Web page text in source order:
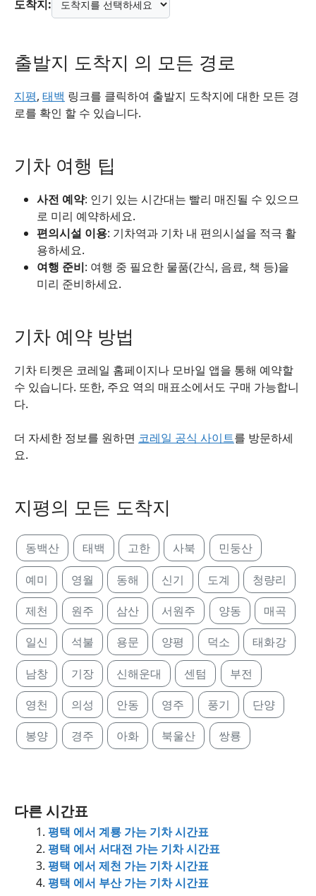
도착지:
출발지 도착지 의 모든 경로
지평, 태백 링크를 클릭하여 출발지 도착지에 대한 모든 경
로를 확인 할 수 있습니다.
기차 여행 팁
사전 예약: 인기 있는 시간대는 빨리 매진될 수 있으므
로 미리 예약하세요.
편의시설 이용: 기차역과 기차 내 편의시설을 적극 활
용하세요.
여행 준비: 여행 중 필요한 물품(간식, 음료, 책 등)을
미리 준비하세요.
기차 예약 방법
기차 티켓은 코레일 홈페이지나 모바일 앱을 통해 예약할
수 있습니다. 또한, 주요 역의 매표소에서도 구매 가능합니
다.
더 자세한 정보를 원하면 코레일 공식 사이트를 방문하세
요.
지평의 모든 도착지
동백산 태백 고한 사북 민둥산
예미 영월 동해 신기 도계 청량리
제천 원주 삼산 서원주 양동 매곡
일신 석불 용문 양평 덕소 태화강
남창 기장 신해운대 센텀 부전
영천 의성 안동 영주 풍기 단양
봉양 경주 아화 북울산 쌍룡
다른 시간표
평택 에서 계룡 가는 기차 시간표
평택 에서 서대전 가는 기차 시간표
평택 에서 제천 가는 기차 시간표
평택 에서 부산 가는 기차 시간표